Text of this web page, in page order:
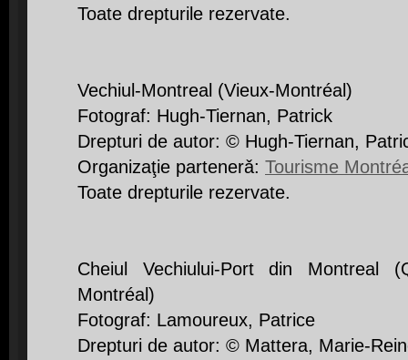
Toate drepturile rezervate.
Vechiul-Montreal (Vieux-Montréal)
Fotograf: Hugh-Tiernan, Patrick
Drepturi de autor: © Hugh-Tiernan,
Organizaţie partenerǎ: Tourisme
Toate drepturile rezervate.
Cheiul Vechiului-Port din Montreal
Montréal)
Fotograf: Lamoureux, Patrice
Drepturi de autor: © Mattera, Marie-